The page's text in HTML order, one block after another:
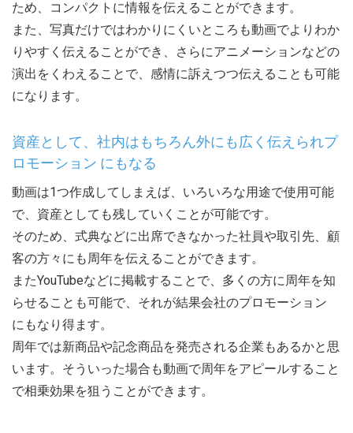
ため、コンパクトに情報を伝えることができます。
また、写真だけではわかりにくいところも動画でよりわか
りやすく伝えることができ、さらにアニメーションなどの
演出をくわえることで、感情に訴えつつ伝えることも可能
になります。
資産として、社内はもちろん外にも広く伝えられプ
ロモーション にもなる
動画は1つ作成してしまえば、いろいろな用途で使用可能
で、資産としても残していくことが可能です。
そのため、式典などに出席できなかった社員や取引先、顧
客の方々にも周年を伝えることができます。
またYouTubeなどに掲載することで、多くの方に周年を知
らせることも可能で、それが結果会社のプロモーション
にもなり得ます。
周年では新商品や記念商品を発売される企業もあるかと思
います。そういった場合も動画で周年をアピールすること
で相乗効果を狙うことができます。